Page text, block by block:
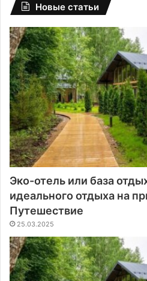
Новые статьи
Эко-отель или база
идеального отдыха на
Путешествие
25.03.2025